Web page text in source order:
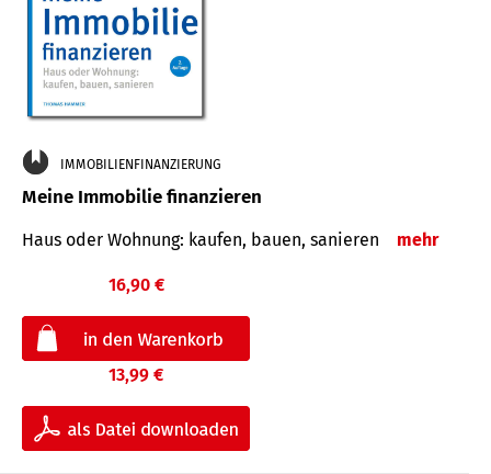
IMMOBILIENFINANZIERUNG
Meine Immobilie finanzieren
Haus oder Wohnung: kaufen, bauen, sanieren mehr
16,90 €
13,99 €